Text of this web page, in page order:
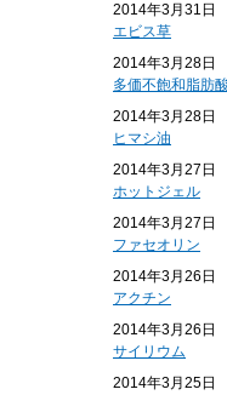
2014年3月31日
エビス草
2014年3月28日
多価不飽和脂肪
2014年3月28日
ヒマシ油
2014年3月27日
ホットジェル
2014年3月27日
ファセオリン
2014年3月26日
アクチン
2014年3月26日
サイリウム
2014年3月25日